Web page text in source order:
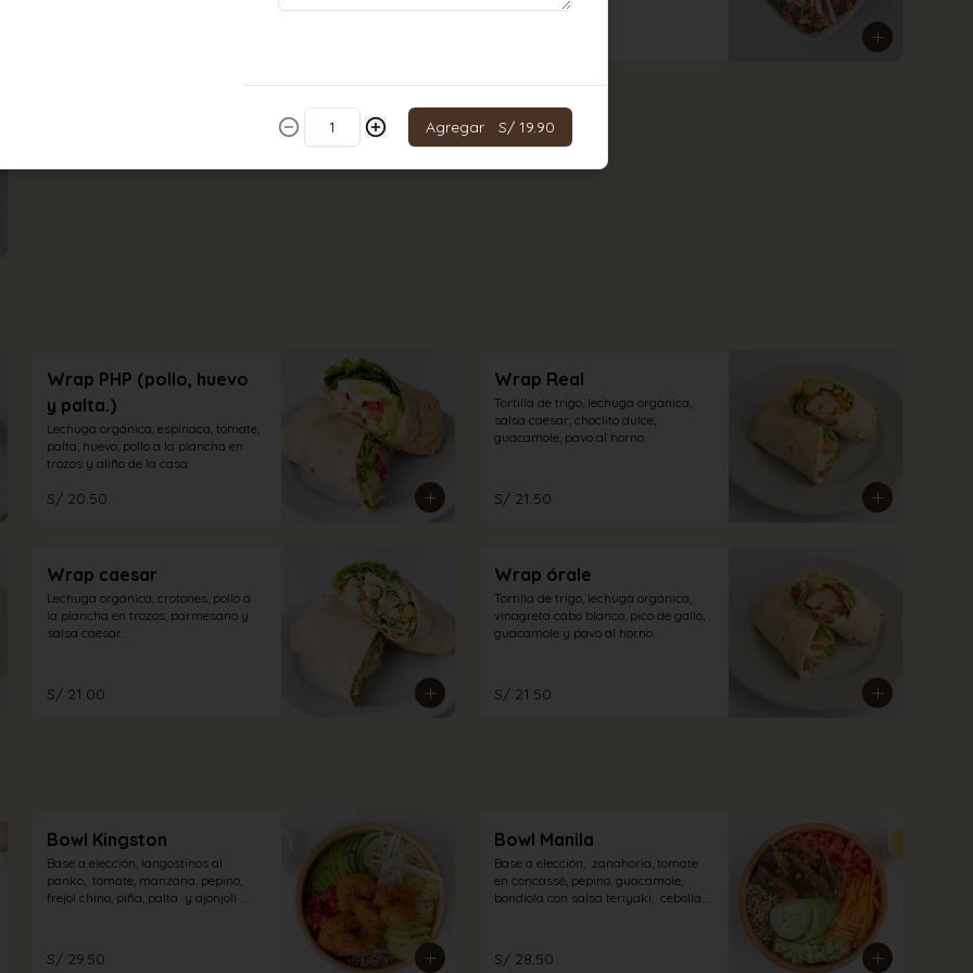
aliño a elección.
Wrap PHP (pollo, huevo
y palta.)
Lechuga orgánica, espinaca, tomate,
palta, huevo, pollo a la plancha en
trozos y aliño de la casa.
S/ 20.50
Wrap Real
Tortilla de trigo, lechuga orgánica,
salsa caesar, choclito dulce,
guacamole, pavo al horno.
S/ 21.50
Wrap caesar
Lechuga orgánica, crotones, pollo a
la plancha en trozos, parmesano y
salsa caesar.
S/ 21.00
Wrap órale
Tortilla de trigo, lechuga orgánica,
vinagreta cabo blanco, pico de gallo,
guacamole y pavo al horno.
S/ 21.50
Bowl Kingston
Base a elección, langostinos al
panko,  tomate, manzana, pepino,
frejol chino, piña, palta  y ajonjolí
S/ 29.50
Bowl Manila
Base a elección,  zanahoria, tomate
en concassé, pepino, guacamole,
bondiola con salsa teriyaki,  cebolla
S/ 28.50
Agregar S/ 19.90